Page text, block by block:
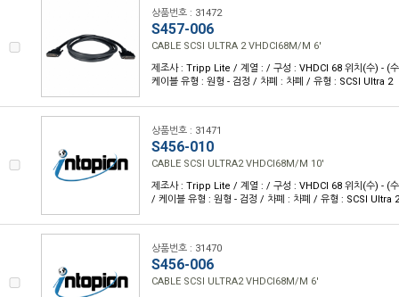
상품번호 : 31472
S457-006
CABLE SCSI ULTRA 2 VHDCI68M/M 6'
제조사 : Tripp Lite / 계열 : / 구성 : VHDCI 68 위치(수) - (
케이블 유형 : 원형 - 검정 / 차폐 : 차폐 / 유형 : SCSI Ultra 2
상품번호 : 31471
S456-010
CABLE SCSI ULTRA2 VHDCI68M/M 10'
제조사 : Tripp Lite / 계열 : / 구성 : VHDCI 68 위치(수) - (
/ 케이블 유형 : 원형 - 검정 / 차폐 : 차폐 / 유형 : SCSI Ultra 2
상품번호 : 31470
S456-006
CABLE SCSI ULTRA2 VHDCI68M/M 6'